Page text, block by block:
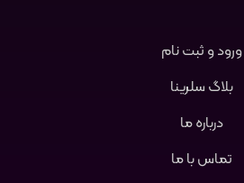
ورود و ثبت نام
بلاگ سلرینا
درباره ما
تماس با ما